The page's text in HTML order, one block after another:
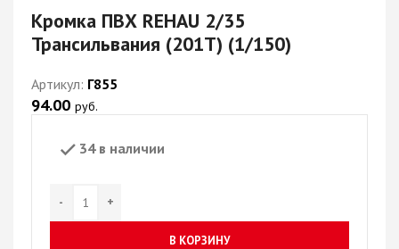
Кромка ПВХ REHAU 2/35
Трансильвания (201Т) (1/150)
Артикул: Г855
94.00 руб.
34 в наличии
В КОРЗИНУ